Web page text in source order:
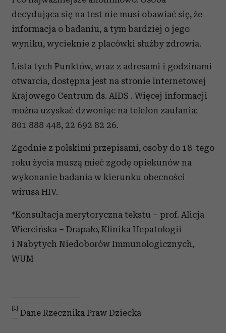
decydująca się na test nie musi obawiać się, że
informacja o badaniu, a tym bardziej o jego
wyniku, wycieknie z placówki służby zdrowia.
Lista tych Punktów, wraz z adresami i godzinami
otwarcia, dostępna jest na stronie internetowej
Krajowego Centrum ds. AIDS . Więcej informacji
można uzyskać dzwoniąc na telefon zaufania:
801 888 448, 22 692 82 26.
Zgodnie z polskimi przepisami, osoby do 18-tego
roku życia muszą mieć zgodę opiekunów na
wykonanie badania w kierunku obecności
wirusa HIV.
*Konsultacja merytoryczna tekstu – prof. Alicja
Wiercińska – Drapało, Klinika Hepatologii
i Nabytych Niedoborów Immunologicznych,
WUM
[1] Dane Rzecznika Praw Dziecka